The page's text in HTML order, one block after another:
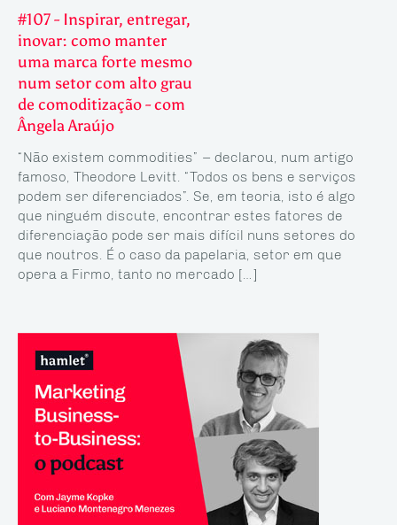
#107 - Inspirar, entregar,
inovar: como manter
uma marca forte mesmo
num setor com alto grau
de comoditização - com
Ângela Araújo
“Não existem commodities” – declarou, num artigo
famoso, Theodore Levitt. “Todos os bens e serviços
podem ser diferenciados”. Se, em teoria, isto é algo
que ninguém discute, encontrar estes fatores de
diferenciação pode ser mais difícil nuns setores do
que noutros. É o caso da papelaria, setor em que
opera a Firmo, tanto no mercado […]